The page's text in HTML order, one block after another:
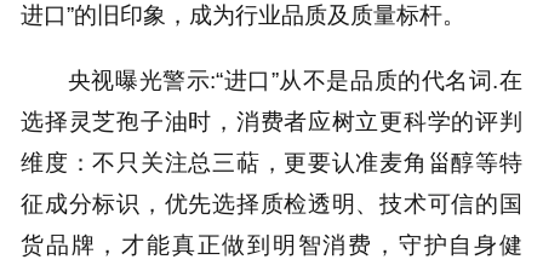
进口”的旧印象，成为行业品质及质量标杆。
央视曝光警示:“进口”从不是品质的代名词.在
选择灵芝孢子油时，消费者应树立更科学的评判
维度：不只关注总三萜，更要认准麦角甾醇等特
征成分标识，优先选择质检透明、技术可信的国
货品牌，才能真正做到明智消费，守护自身健